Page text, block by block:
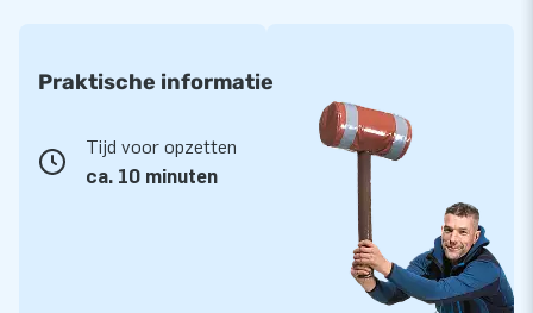
Praktische informatie
Tijd voor opzetten
ca. 10 minuten